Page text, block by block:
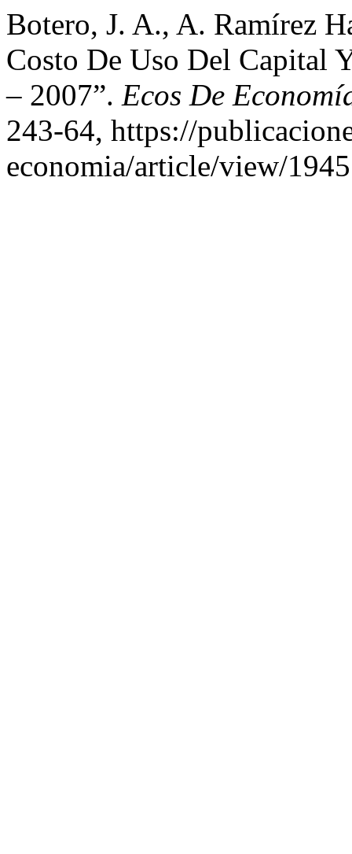
Botero, J. A., A. Ramírez
Costo De Uso Del Capital
– 2007”. Ecos De
243-64, https://
economia/article/view/